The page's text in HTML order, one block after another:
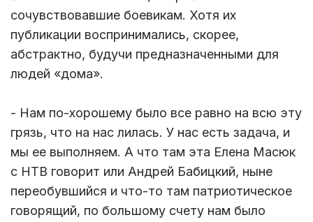
сочувствовавшие боевикам. Хотя их
публикации воспринимались, скорее,
абстрактно, будучи предназначенными для
людей «дома».
- Нам по-хорошему было все равно на всю эту
грязь, что на нас лилась. У нас есть задача, и
мы ее выполняем. А что там эта Елена Масюк
с НТВ говорит или Андрей Бабицкий, ныне
переобувшийся и что-то там патриотическое
говорящий, по большому счету нам было